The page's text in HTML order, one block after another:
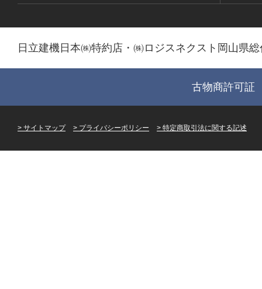
日立建機日本㈱特約店・㈱ロジスネクスト岡山県
古物商許可
サイトマップ プライバシーポリシー 特定商取引法に関する記述